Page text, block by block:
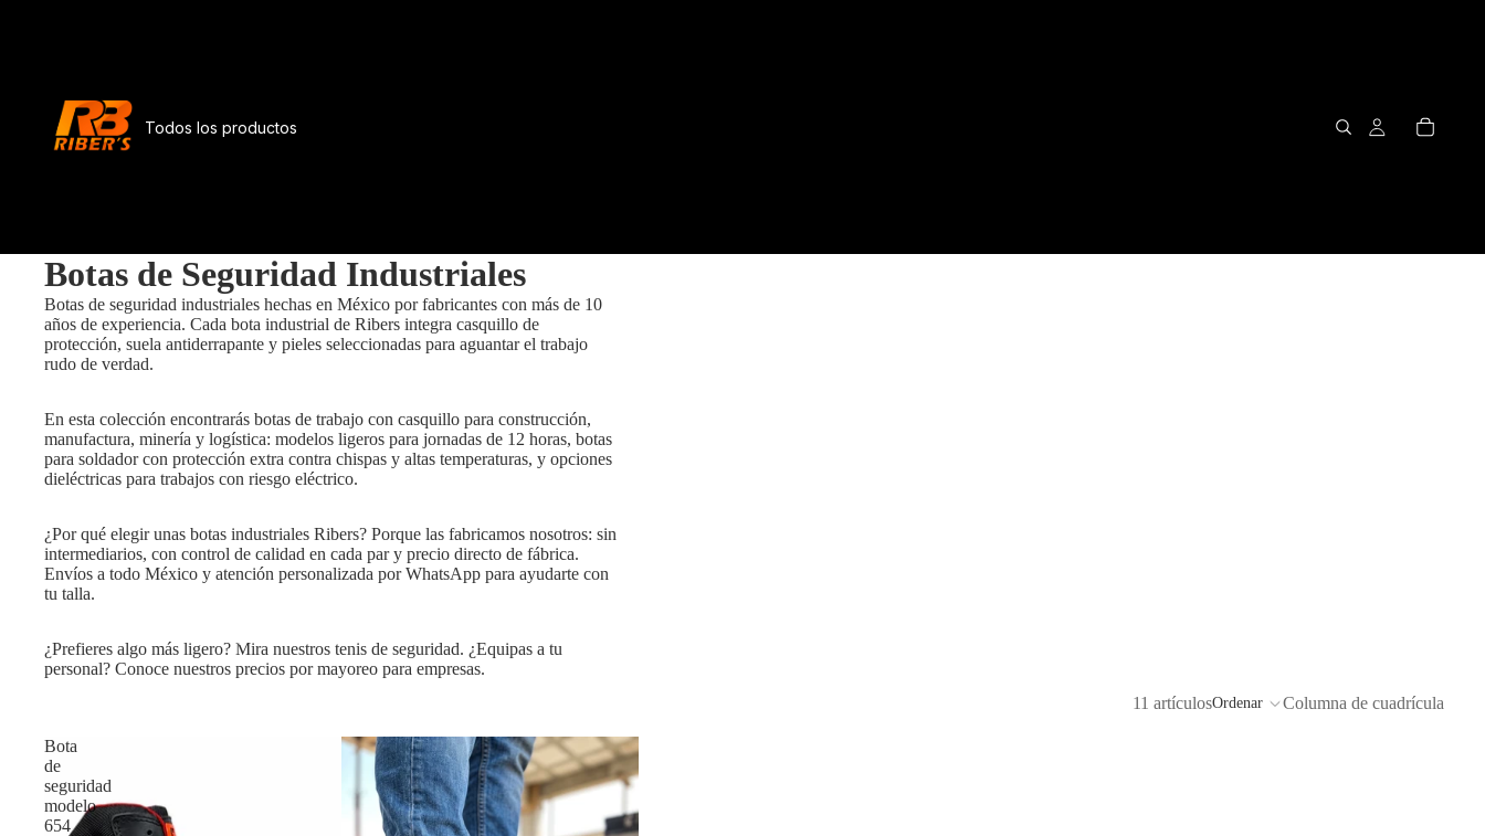
Todos los productos
Botas de Seguridad Industriales
Botas de seguridad industriales hechas en México por fabricantes con más de 10
años de experiencia. Cada bota industrial de Ribers integra casquillo de
protección, suela antiderrapante y pieles seleccionadas para aguantar el trabajo
rudo de verdad.
En esta colección encontrarás botas de trabajo con casquillo para construcción,
manufactura, minería y logística: modelos ligeros para jornadas de 12 horas, botas
para soldador con protección extra contra chispas y altas temperaturas, y opciones
dieléctricas para trabajos con riesgo eléctrico.
¿Por qué elegir unas botas industriales Ribers? Porque las fabricamos nosotros: sin
intermediarios, con control de calidad en cada par y precio directo de fábrica.
Envíos a todo México y atención personalizada por WhatsApp para ayudarte con
tu talla.
¿Prefieres algo más ligero? Mira nuestros tenis de seguridad. ¿Equipas a tu
personal? Conoce nuestros precios por mayoreo para empresas.
11 artículosOrdenar Columna de cuadrícula
Bota
de
seguridad
modelo
654